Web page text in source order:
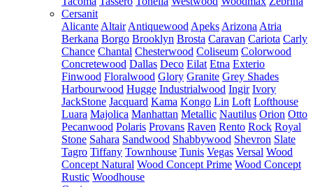
Cersanit
Alicante Altair Antiquewood Apeks Arizona Atria
Berkana Borgo Brooklyn Brosta Caravan Cariota Carly
Chance Chantal Chesterwood Coliseum Colorwood
Concretewood Dallas Deco Eilat Etna Exterio
Finwood Floralwood Glory Granite Grey Shades
Harbourwood Hugge Industrialwood Ingir Ivory
JackStone Jacquard Kama Kongo Lin Loft Lofthouse
Luara Majolica Manhattan Metallic Nautilus Orion Otto
Pecanwood Polaris Provans Raven Rento Rock Royal
Stone Sahara Sandwood Shabbywood Shevron Slate
Tagro Tiffany Townhouse Tunis Vegas Versal Wood
Concept Natural Wood Concept Prime Wood Concept
Rustic Woodhouse